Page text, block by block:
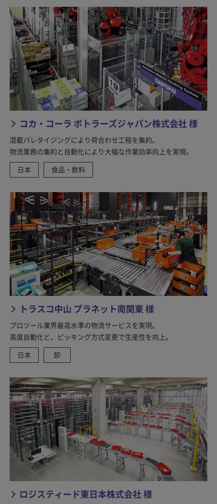
コカ・コーラ ボトラーズジャパン株式会社 様
混載パレタイジングにより荷合わせ工程を集約。
物流業務の集約と自動化により大幅な作業効率向上を実現。
日本
食品・飲料
トラスコ中山 プラネット南関東 様
プロツール業界最高水準の物流サービスを実現。
高度自動化と、ピッキング方式変更で生産性を向上。
日本
卸
ロジスティード東日本株式会社 様